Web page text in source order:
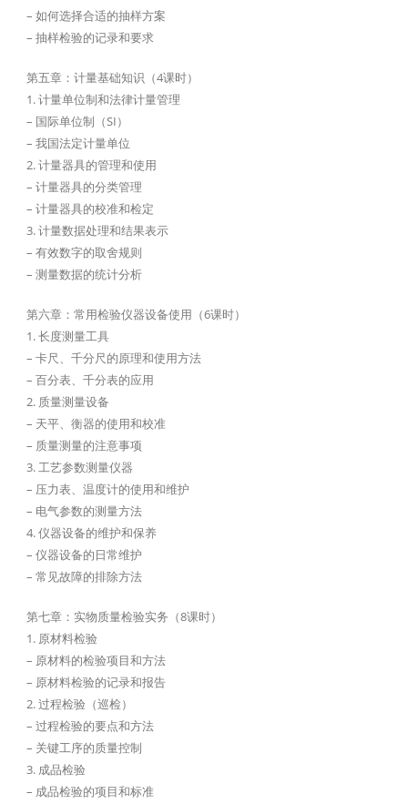
– 如何选择合适的抽样方案
– 抽样检验的记录和要求
第五章：计量基础知识（4课时）
1. 计量单位制和法律计量管理
– 国际单位制（SI）
– 我国法定计量单位
2. 计量器具的管理和使用
– 计量器具的分类管理
– 计量器具的校准和检定
3. 计量数据处理和结果表示
– 有效数字的取舍规则
– 测量数据的统计分析
第六章：常用检验仪器设备使用（6课时）
1. 长度测量工具
– 卡尺、千分尺的原理和使用方法
– 百分表、千分表的应用
2. 质量测量设备
– 天平、衡器的使用和校准
– 质量测量的注意事项
3. 工艺参数测量仪器
– 压力表、温度计的使用和维护
– 电气参数的测量方法
4. 仪器设备的维护和保养
– 仪器设备的日常维护
– 常见故障的排除方法
第七章：实物质量检验实务（8课时）
1. 原材料检验
– 原材料的检验项目和方法
– 原材料检验的记录和报告
2. 过程检验（巡检）
– 过程检验的要点和方法
– 关键工序的质量控制
3. 成品检验
– 成品检验的项目和标准